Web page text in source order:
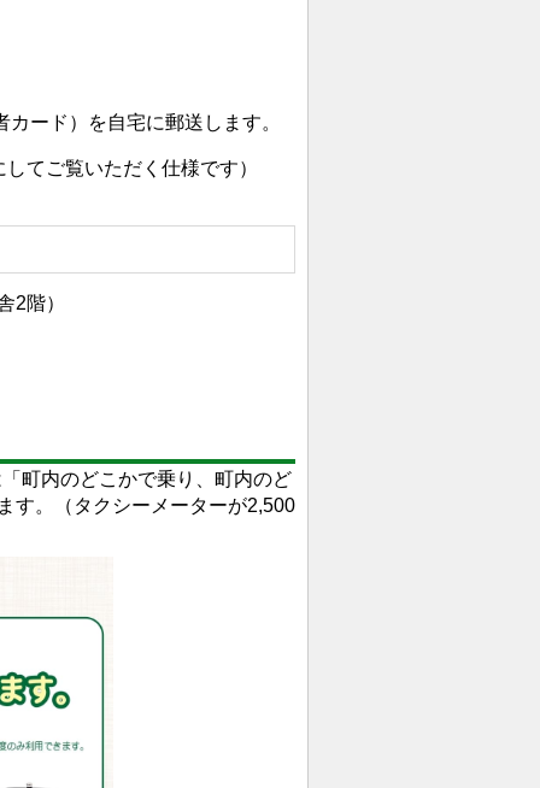
ード）を自宅に郵送します。
てご覧いただく仕様です）
階）
町内のどこかで乗り、町内のど
す。（タクシーメーターが2,500